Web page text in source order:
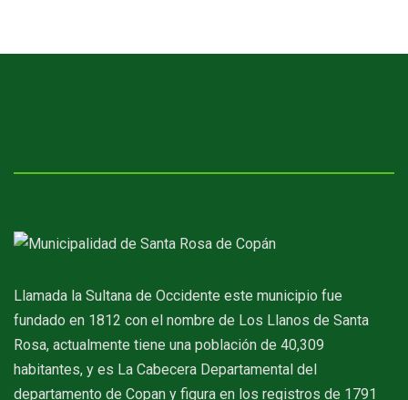
Llamada la Sultana de Occidente este municipio fue
fundado en 1812 con el nombre de Los Llanos de Santa
Rosa, actualmente tiene una población de 40,309
habitantes, y es La Cabecera Departamental del
departamento de Copan y figura en los registros de 1791